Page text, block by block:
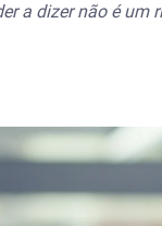
a dizer não é um